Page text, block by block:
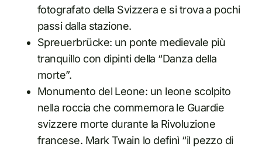
fotografato della Svizzera e si trova a pochi
passi dalla stazione.
Spreuerbrücke: un ponte medievale più
tranquillo con dipinti della “Danza della
morte”.
Monumento del Leone: un leone scolpito
nella roccia che commemora le Guardie
svizzere morte durante la Rivoluzione
francese. Mark Twain lo definì “il pezzo di